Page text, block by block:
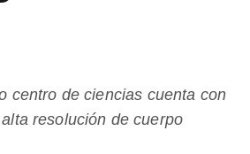
centro de ciencias cuenta con
resolución de cuerpo